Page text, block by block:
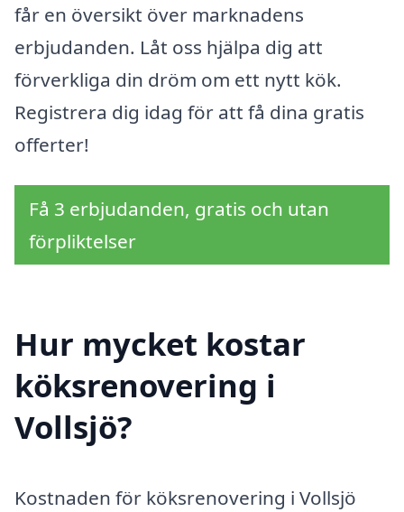
får en översikt över marknadens
erbjudanden. Låt oss hjälpa dig att
förverkliga din dröm om ett nytt kök.
Registrera dig idag för att få dina gratis
offerter!
Få 3 erbjudanden, gratis och utan
förpliktelser
Hur mycket kostar
köksrenovering i
Vollsjö?
Kostnaden för köksrenovering i Vollsjö